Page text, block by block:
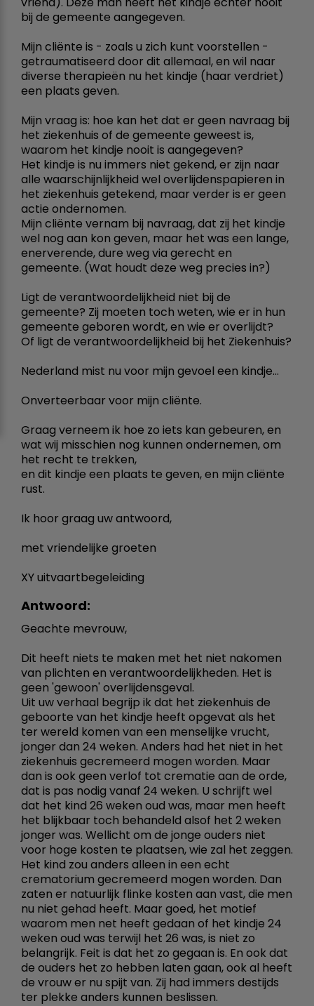
bij de gemeente aangegeven.
Mijn cliënte is - zoals u zich kunt voorstellen -
getraumatiseerd door dit allemaal, en wil naar
diverse therapieën nu het kindje (haar verdriet)
een plaats geven.
Mijn vraag is: hoe kan het dat er geen navraag bij
het ziekenhuis of de gemeente geweest is,
waarom het kindje nooit is aangegeven?
Het kindje is nu immers niet gekend, er zijn naar
alle waarschijnlijkheid wel overlijdenspapieren in
het ziekenhuis getekend, maar verder is er geen
actie ondernomen.
Mijn cliënte vernam bij navraag, dat zij het kindje
wel nog aan kon geven, maar het was een lange,
enerverende, dure weg via gerecht en
gemeente. (Wat houdt deze weg precies in?)
Ligt de verantwoordelijkheid niet bij de
gemeente? Zij moeten toch weten, wie er in hun
gemeente geboren wordt, en wie er overlijdt?
Of ligt de verantwoordelijkheid bij het Ziekenhuis?
Nederland mist nu voor mijn gevoel een kindje...
Onverteerbaar voor mijn cliënte.
Graag verneem ik hoe zo iets kan gebeuren, en
wat wij misschien nog kunnen ondernemen, om
het recht te trekken,
en dit kindje een plaats te geven, en mijn cliënte
rust.
Ik hoor graag uw antwoord,
met vriendelijke groeten
XY uitvaartbegeleiding
Antwoord:
Geachte mevrouw,
Dit heeft niets te maken met het niet nakomen
van plichten en verantwoordelijkheden. Het is
geen 'gewoon' overlijdensgeval.
Uit uw verhaal begrijp ik dat het ziekenhuis de
geboorte van het kindje heeft opgevat als het
ter wereld komen van een menselijke vrucht,
jonger dan 24 weken. Anders had het niet in het
ziekenhuis gecremeerd mogen worden. Maar
dan is ook geen verlof tot crematie aan de orde,
dat is pas nodig vanaf 24 weken. U schrijft wel
dat het kind 26 weken oud was, maar men heeft
het blijkbaar toch behandeld alsof het 2 weken
jonger was. Wellicht om de jonge ouders niet
voor hoge kosten te plaatsen, wie zal het zeggen.
Het kind zou anders alleen in een echt
crematorium gecremeerd mogen worden. Dan
zaten er natuurlijk flinke kosten aan vast, die men
nu niet gehad heeft. Maar goed, het motief
waarom men net heeft gedaan of het kindje 24
weken oud was terwijl het 26 was, is niet zo
belangrijk. Feit is dat het zo gegaan is. En ook dat
de ouders het zo hebben laten gaan, ook al heeft
de vrouw er nu spijt van. Zij had immers destijds
ter plekke anders kunnen beslissen.